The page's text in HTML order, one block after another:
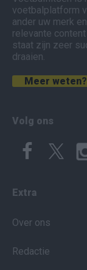
voetbalplatform
ander uw merk
relevante
staat zijn zeer
draaien.
Meer weten?
Volg ons
Extra
Over ons
Redactie